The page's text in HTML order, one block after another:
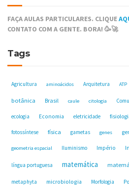
FAÇA AULAS PARTICULARES. CLIQUE
CONTATO COM A GENTE. BORA! 🥳🚀
Tags
Agricultura aminoácidos Arquitetura ATP
botânica Brasil caule citologia
ecologia Economia eletricidade
fotossíntese física gametas genes
geometria espacial Iluminismo Império
língua portuguesa matemática
metaphyta microbiologia Morfologia